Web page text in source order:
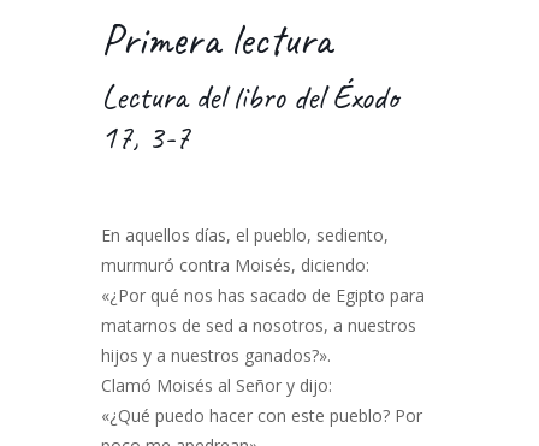
Primera lectura
Lectura del libro del Éxodo
17, 3-7
En aquellos días, el pueblo, sediento,
murmuró contra Moisés, diciendo:
«¿Por qué nos has sacado de Egipto para
matarnos de sed a nosotros, a nuestros
hijos y a nuestros ganados?».
Clamó Moisés al Señor y dijo:
«¿Qué puedo hacer con este pueblo? Por